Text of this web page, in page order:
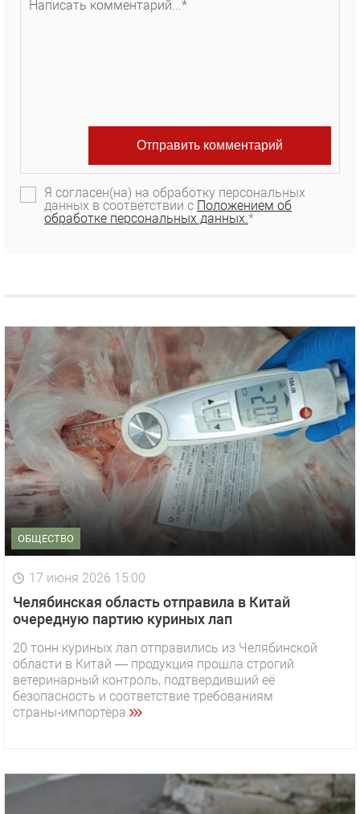
Я согласен(на) на обработку персональных
данных в соответствии с Положением об
обработке персональных данных.*
ОБЩЕСТВО
17 июня 2026 15:00
Челябинская область отправила в Китай
очередную партию куриных лап
20 тонн куриных лап отправились из Челябинской
области в Китай — продукция прошла строгий
ветеринарный контроль, подтвердивший её
безопасность и соответствие требованиям
страны‑импортёра.